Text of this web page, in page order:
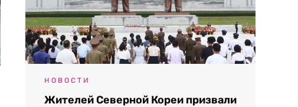
НОВОСТИ
Жителей Северной Кореи призвали